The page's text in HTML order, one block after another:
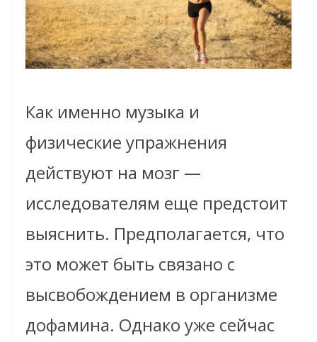
Как именно музыка и
физические упражнения
действуют на мозг —
исследователям еще предстоит
выяснить. Предполагается, что
это может быть связано с
высвобождением в организме
дофамина. Однако уже сейчас